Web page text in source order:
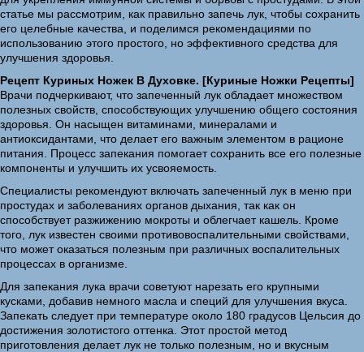
статье мы рассмотрим, как правильно запечь лук, чтобы сохранить
его целебные качества, и поделимся рекомендациями по
использованию этого простого, но эффективного средства для
улучшения здоровья.
Рецепт Куриных Ножек В Духовке. [Куриные Ножки Рецепты]
Врачи подчеркивают, что запеченный лук обладает множеством
полезных свойств, способствующих улучшению общего состояния
здоровья. Он насыщен витаминами, минералами и
антиоксидантами, что делает его важным элементом в рационе
питания. Процесс запекания помогает сохранить все его полезные
компоненты и улучшить их усвояемость.
Специалисты рекомендуют включать запеченный лук в меню при
простудах и заболеваниях органов дыхания, так как он
способствует разжижению мокроты и облегчает кашель. Кроме
того, лук известен своими противовоспалительными свойствами,
что может оказаться полезным при различных воспалительных
процессах в организме.
Для запекания лука врачи советуют нарезать его крупными
кусками, добавив немного масла и специй для улучшения вкуса.
Запекать следует при температуре около 180 градусов Цельсия до
достижения золотистого оттенка. Этот простой метод
приготовления делает лук не только полезным, но и вкусным